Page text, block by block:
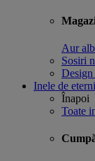
Aur alb
Sosiri
Design
Inele de
Înapoi
Toate